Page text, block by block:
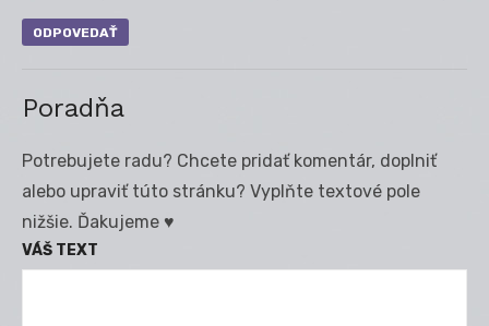
ODPOVEDAŤ
Poradňa
Potrebujete radu? Chcete pridať komentár, doplniť
alebo upraviť túto stránku? Vyplňte textové pole
nižšie. Ďakujeme ♥
VÁŠ TEXT